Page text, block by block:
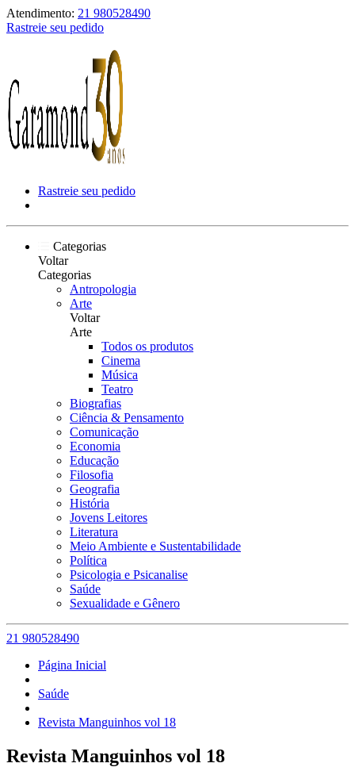
Atendimento: 21 980528490
Rastreie seu pedido
Rastreie seu pedido
Categorias
Voltar
Categorias
Antropologia
Arte
Voltar
Arte
Todos os produtos
Cinema
Música
Teatro
Biografias
Ciência & Pensamento
Comunicação
Economia
Educação
Filosofia
Geografia
História
Jovens Leitores
Literatura
Meio Ambiente e Sustentabilidade
Política
Psicologia e Psicanalise
Saúde
Sexualidade e Gênero
21 980528490
Página Inicial
Saúde
Revista Manguinhos vol 18
Revista Manguinhos vol 18